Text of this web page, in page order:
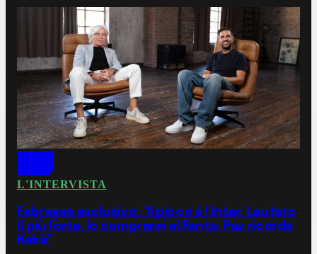
L'INTERVISTA
Fabregas esclusivo: "Il picco è l'Inter. Lautaro
il più forte, lo comprerei al Fanta. Paz ricorda
Kakà"